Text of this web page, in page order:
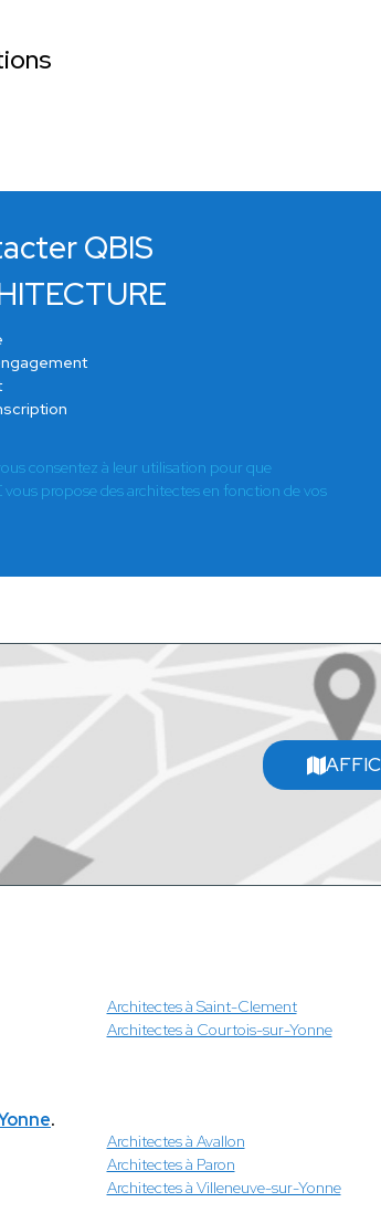
QBIS
consentez à leur utilisation pour que
vous propose des architectes en fonction de vos
Architectes à Saint-Clement
Architectes à Courtois-sur-Yonne
.
Architectes à Avallon
Architectes à Paron
Architectes à Villeneuve-sur-Yonne